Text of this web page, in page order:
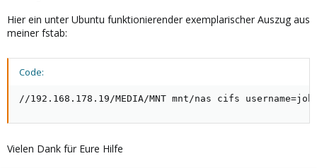
Hier ein unter Ubuntu funktionierender exemplarischer Auszug aus
meiner fstab:
Code:
//192.168.178.19/MEDIA/MNT mnt/nas cifs
Vielen Dank für Eure Hilfe